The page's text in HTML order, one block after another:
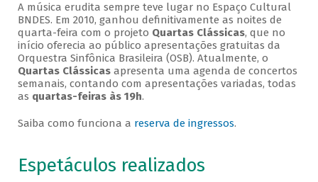
A música erudita sempre teve lugar no Espaço Cultural
BNDES. Em 2010, ganhou definitivamente as noites de
quarta-feira com o projeto Quartas Clássicas, que no
início oferecia ao público apresentações gratuitas da
Orquestra Sinfônica Brasileira (OSB). Atualmente, o
Quartas Clássicasapresenta uma agenda de concertos
semanais, contando com apresentações variadas, todas
as quartas-feiras às 19h.
Saiba como funciona a reserva de ingressos.
Espetáculos realizados